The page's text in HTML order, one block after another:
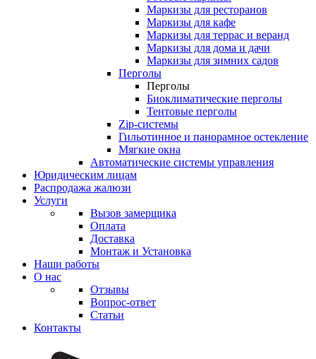
Маркизы для ресторанов
Маркизы для кафе
Маркизы для террас и веранд
Маркизы для дома и дачи
Маркизы для зимних садов
Перголы
Перголы
Биоклиматические перголы
Тентовые перголы
Zip-системы
Гильотинное и панорамное остекление
Мягкие окна
Автоматические системы управления
Юридическим лицам
Распродажа жалюзи
Услуги
Вызов замерщика
Оплата
Доставка
Монтаж и Установка
Наши работы
О нас
Отзывы
Вопрос-ответ
Статьи
Контакты